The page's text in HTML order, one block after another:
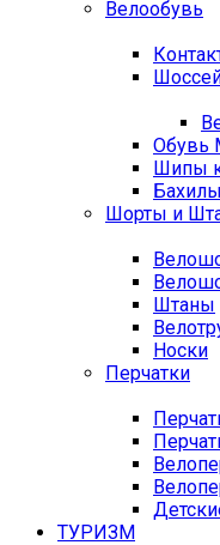
Велообувь
Обувь
Шипы
Бахилы
Шорты и
Штаны
Носки
Перчатки
ТУРИЗМ